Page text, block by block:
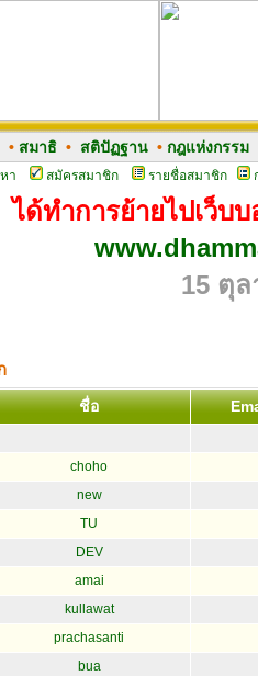
• สมาธิ• สติปัฏฐาน• กฎแห่งกรรม
า สมัครสมาชิก รายชื่อสมาชิก
ได้ทำการย้ายไปเว็บ
15 ตุล
ชื่อ
choho
new
TU
DEV
amai
kullawat
prachasanti
bua